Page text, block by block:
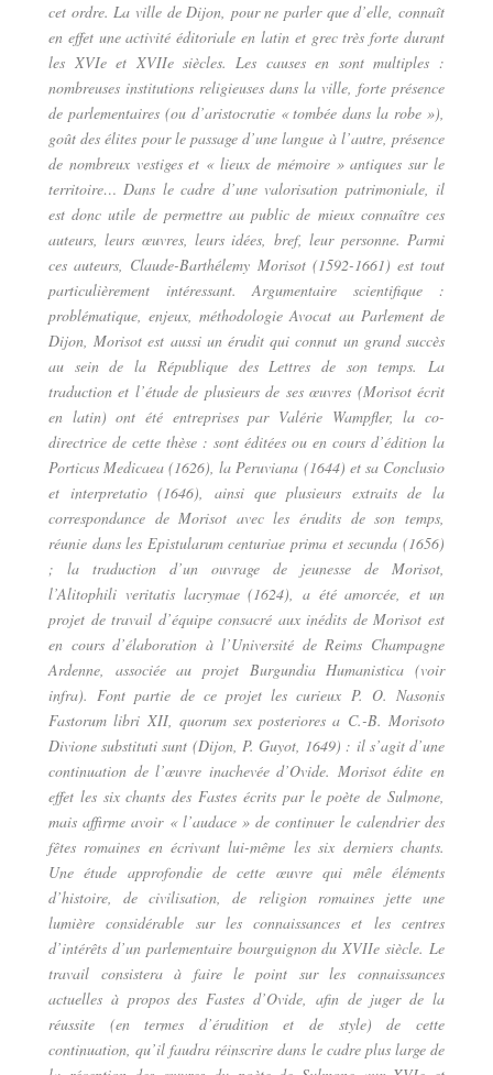
cet ordre. La ville de Dijon, pour ne parler que d’elle, connaît
en effet une activité éditoriale en latin et grec très forte durant
les XVIe et XVIIe siècles. Les causes en sont multiples :
nombreuses institutions religieuses dans la ville, forte présence
de parlementaires (ou d’aristocratie « tombée dans la robe »),
goût des élites pour le passage d’une langue à l’autre, présence
de nombreux vestiges et « lieux de mémoire » antiques sur le
territoire… Dans le cadre d’une valorisation patrimoniale, il
est donc utile de permettre au public de mieux connaître ces
auteurs, leurs œuvres, leurs idées, bref, leur personne. Parmi
ces auteurs, Claude-Barthélemy Morisot (1592-1661) est tout
particulièrement intéressant. Argumentaire scientifique :
problématique, enjeux, méthodologie Avocat au Parlement de
Dijon, Morisot est aussi un érudit qui connut un grand succès
au sein de la République des Lettres de son temps. La
traduction et l’étude de plusieurs de ses œuvres (Morisot écrit
en latin) ont été entreprises par Valérie Wampfler, la co-
directrice de cette thèse : sont éditées ou en cours d’édition la
Porticus Medicaea (1626), la Peruviana (1644) et sa Conclusio
et interpretatio (1646), ainsi que plusieurs extraits de la
correspondance de Morisot avec les érudits de son temps,
réunie dans les Epistularum centuriae prima et secunda (1656)
; la traduction d’un ouvrage de jeunesse de Morisot,
l’Alitophili veritatis lacrymae (1624), a été amorcée, et un
projet de travail d’équipe consacré aux inédits de Morisot est
en cours d’élaboration à l’Université de Reims Champagne
Ardenne, associée au projet Burgundia Humanistica (voir
infra). Font partie de ce projet les curieux P. O. Nasonis
Fastorum libri XII, quorum sex posteriores a C.-B. Morisoto
Divione substituti sunt (Dijon, P. Guyot, 1649) : il s’agit d’une
continuation de l’œuvre inachevée d’Ovide. Morisot édite en
effet les six chants des Fastes écrits par le poète de Sulmone,
mais affirme avoir « l’audace » de continuer le calendrier des
fêtes romaines en écrivant lui-même les six derniers chants.
Une étude approfondie de cette œuvre qui mêle éléments
d’histoire, de civilisation, de religion romaines jette une
lumière considérable sur les connaissances et les centres
d’intérêts d’un parlementaire bourguignon du XVIIe siècle. Le
travail consistera à faire le point sur les connaissances
actuelles à propos des Fastes d’Ovide, afin de juger de la
réussite (en termes d’érudition et de style) de cette
continuation, qu’il faudra réinscrire dans le cadre plus large de